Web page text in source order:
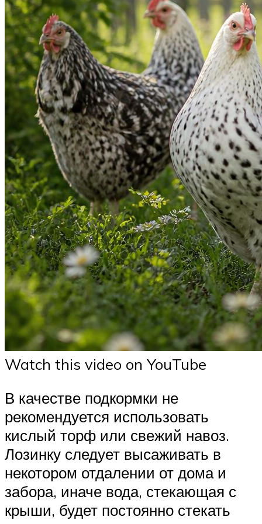
Watch this video on YouTube
В качестве подкормки не
рекомендуется использовать
кислый торф или свежий навоз.
Лозинку следует высаживать в
некотором отдалении от дома и
забора, иначе вода, стекающая с
крыши, будет постоянно стекать